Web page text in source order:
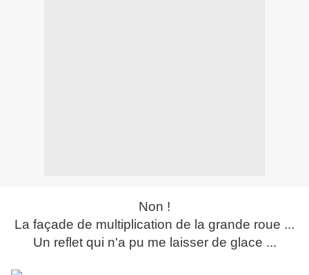
Non !
La façade de multiplication de la grande roue ...
Un reflet qui n'a pu me laisser de glace ...